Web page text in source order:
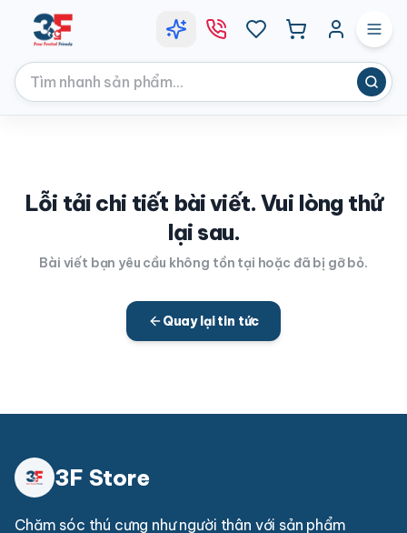
Lỗi tải chi tiết bài viết. Vui lòng thử
lại sau.
Bài viết bạn yêu cầu không tồn tại hoặc đã bị gỡ bỏ.
Quay lại tin tức
3F Store
Chăm sóc thú cưng như người thân với sản phẩm